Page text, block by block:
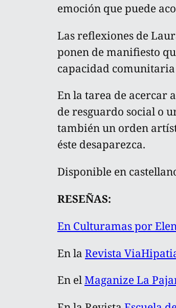
emoción que puede
Las reflexiones de
ponen de manifiesto
capacidad
En la tarea de acercar
de resguardo social o
también un orden
éste desaparezca.
Disponible en
RESEÑAS:
En Culturamas por
En la Revista
En elMaganize La